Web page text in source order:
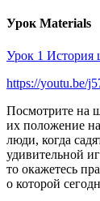
Урок Materials
Урок 1 История
https://youtu.be/
Посмотрите на
их положение
люди, когда
удивительной
то окажетесь
о которой